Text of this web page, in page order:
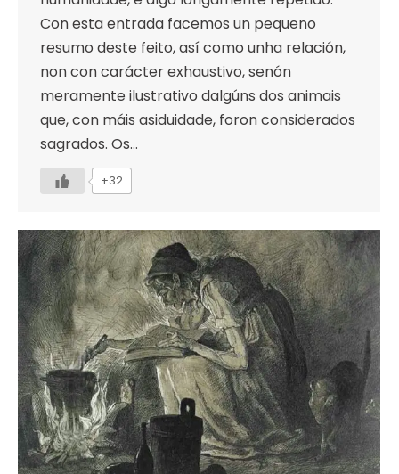
Con esta entrada facemos un pequeno
resumo deste feito, así como unha relación,
non con carácter exhaustivo, senón
meramente ilustrativo dalgúns dos animais
que, con máis asiduidade, foron considerados
sagrados. Os…
+32